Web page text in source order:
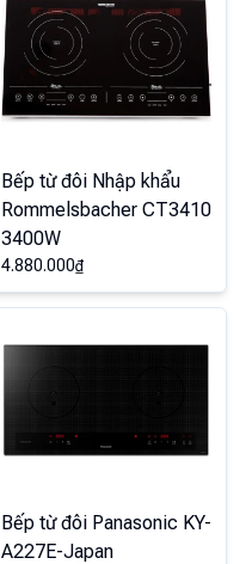
Bếp từ đôi Nhập khẩu
Rommelsbacher CT3410
3400W
4.880.000₫
Bếp từ đôi Panasonic KY-
A227E-Japan